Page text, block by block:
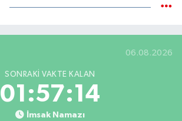
06.08.2026
SONRAKI VAKTE KALAN
01:57:13
İmsak Namazı